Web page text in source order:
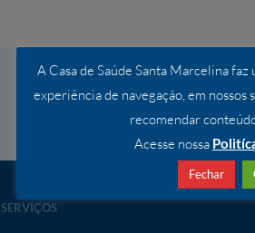
SERVIÇOS
A Casa de Saúde Santa Marcelina
experiência de navegação, em
recomendar
Acesse nossa
Fechar